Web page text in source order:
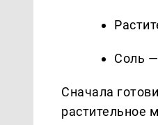
Соль
Сначала
растительное